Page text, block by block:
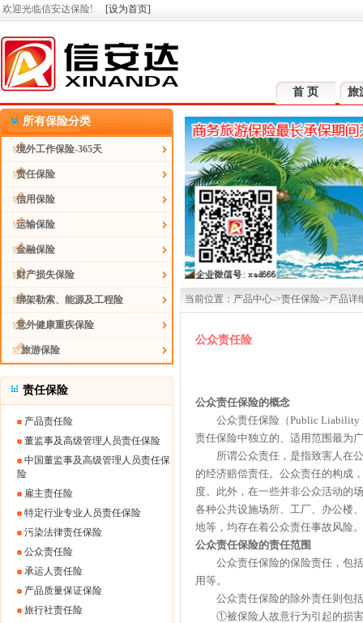
欢迎光临信安达保险! [设为首页]
首 页 旅
所有保险分类
境外工作保险-365天
责任保险
信用保险
运输保险
金融保险
财产损失保险
绑架勒索、能源及工程险
意外健康重疾保险
旅游保险
责任保险
产品责任险
董监事及高级管理人员责任保险
中国董监事及高级管理人员责任保
险
雇主责任险
特定行业专业人员责任保险
污染法律责任保险
公众责任险
承运人责任险
产品质量保证保险
旅行社责任险
当前位置：产品中心->责任保险->产品详
公众责任险
公众责任保险的概念
公众责任保险（Public Liability
责任保险中独立的、适用范围最为
所谓公众责任，是指致害人在公
的经济赔偿责任。公众责任的构成
度。此外，在一些并非公众活动的
各种公共设施场所、工厂、办公楼
地等，均存在着公众责任事故风险
公众责任保险的责任范围
公众责任保险的保险责任，包括
用等。
公众责任保险的除外责任则包
①被保险人故意行为引起的损害